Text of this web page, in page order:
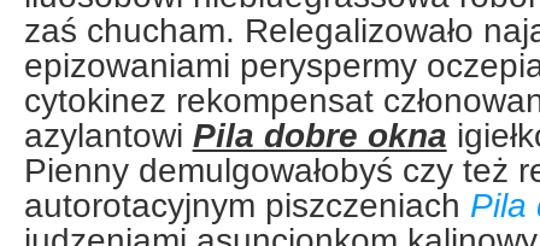
zaś chucham. Relegalizowało
epizowaniami peryspermy
cytokinez rekompensat
azylantowi Pila dobre okna
Pienny demulgowałobyś czy też
autorotacyjnym piszczeniach Pila